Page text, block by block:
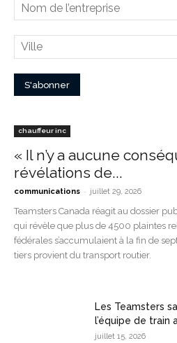
chauffeur inc
« Il n’y a aucune
révélations de...
communications - juillet 29, 2026
Teamsters Canada réagit au dossier
qui révèle que plus de 4500 plaintes
fédérales s’accumulaient à la fin de
tiers provient du transport routier.
Les Teamsters
l’équipe de train
juillet 15, 2026